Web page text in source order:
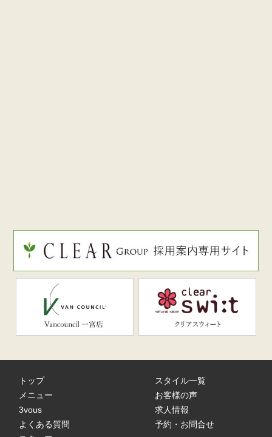
トップ
メニュー
3vous
よくある質問
スタイル一覧
お客様の声
求人情報
予約・お問合せ